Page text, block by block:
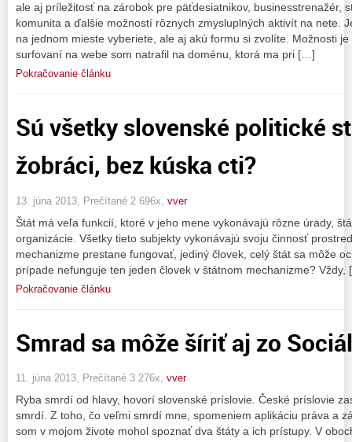
ale aj príležitosť na zárobok pre päťdesiatnikov, businesstrenažér,
komunita a ďalšie možností rôznych zmysluplných aktivít na nete.
na jednom mieste vyberiete, ale aj akú formu si zvolíte. Možnosti
surfovaní na webe som natrafil na doménu, ktorá ma pri […]
Pokračovanie článku
Sú všetky slovenské politické
žobráci, bez kúska cti?
13. júna 2013, Prečítané 2 696x, vver
Štát má veľa funkcií, ktoré v jeho mene vykonávajú rôzne úrady,
organizácie. Všetky tieto subjekty vykonávajú svoju činnosť
mechanizme prestane fungovať, jediný človek, celý štát sa môže
prípade nefunguje ten jeden človek v štátnom mechanizme?
Pokračovanie článku
Smrad sa môže šíriť aj zo
11. júna 2013, Prečítané 3 276x, vver
Ryba smrdí od hlavy, hovorí slovenské príslovie. České príslovie
smrdí. Z toho, čo veľmi smrdí mne, spomeniem aplikáciu práva a
som v mojom živote mohol spoznať dva štáty a ich prístupy. V